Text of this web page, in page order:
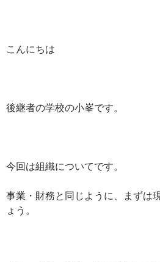
こんにちは
後継者の学校の小峯です。
今回は組織についてです。
事業・財務と同じように、まずは
ょう。